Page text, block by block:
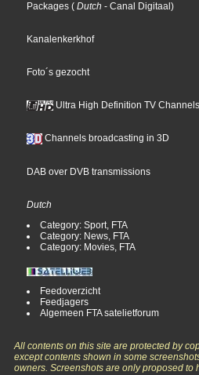
Packages ( Dutch - Canal Digitaal)
Kanalenkerkhof
Foto´s gezocht
Ultra High Definition TV Channels
Channels broadcasting in 3D
DAB over DVB transmissions
Dutch
Category: Sport, FTA
Category: News, FTA
Category: Movies, FTA
Feedoverzicht
Feedjagers
Algemeen FTA satelietforum
All contents on this site are protected by
except contents shown in some
owners. Screenshots are only proposed